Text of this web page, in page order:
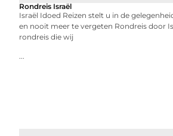
Rondreis Israël
Israël Idoed Reizen stelt u in de
en nooit meer te vergeten Rondreis door
rondreis die wij
...